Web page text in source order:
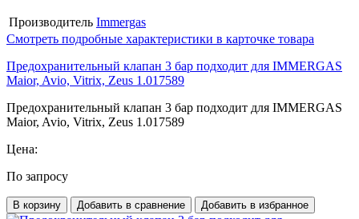
Производитель Immergas
Смотреть подробные характеристики в карточке товара
Предохранительный клапан 3 бар подходит для IMMERGAS
Maior, Avio, Vitrix, Zeus 1.017589
Предохранительный клапан 3 бар подходит для IMMERGAS
Maior, Avio, Vitrix, Zeus 1.017589
Цена:
По запросу
В корзину Добавить в сравнение Добавить в избранное